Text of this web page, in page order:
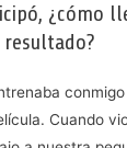
¿cómo
Cuando